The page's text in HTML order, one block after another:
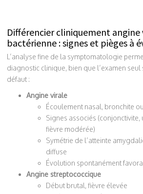
Différencier cliniquement angine
bactérienne : signes et pièges à
L’analyse fine de la symptomatologie
diagnostic clinique, bien que l’examen seul
défaut :
Angine virale
Écoulement nasal, bronchite
Signes associés
fièvre modérée)
Symétrie de l’atteinte
diffuse
Évolution spontanément
Angine streptococcique
Début brutal, fièvre élevée